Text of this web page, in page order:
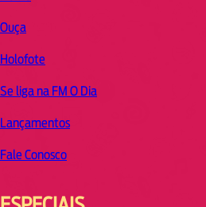
Ouça
Holofote
Se liga na FM O Dia
Lançamentos
Fale Conosco